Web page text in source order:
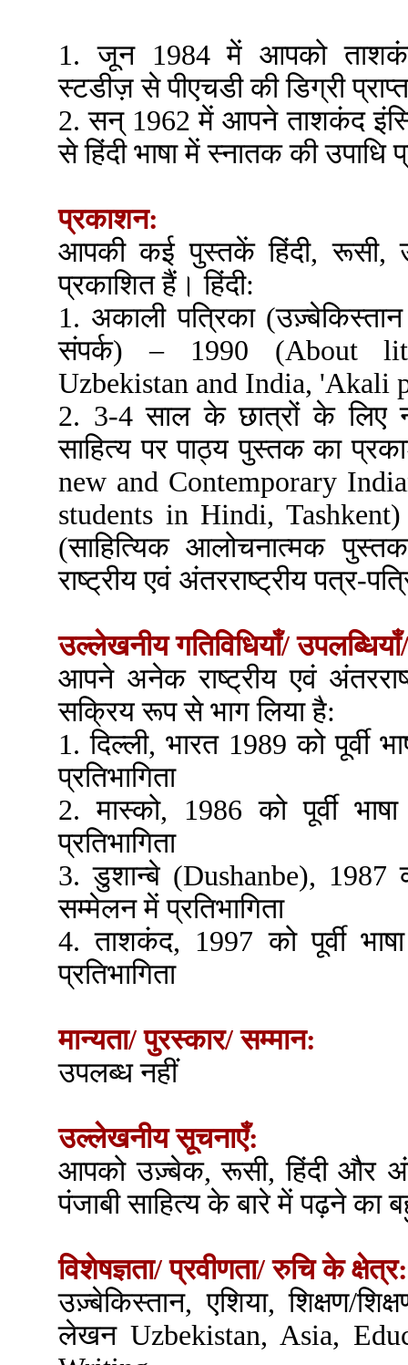
1. जून 1984 में आपको
स्टडीज़ से पीएचडी की डिग्री
2. सन् 1962 में आपने ताशकंद
से हिंदी भाषा में स्नातक की उपाधि
प्रकाशन:
आपकी कई पुस्तकें हिंदी, रूसी,
प्रकाशित हैं। हिंदी:
1. अकाली पत्रिका
संपर्क) – 1990 (About
Uzbekistan and India, 'Akali
2. 3-4 साल के छात्रों के लिए
साहित्य पर पाठ्य पुस्तक का
new and Contemporary
students in Hindi,
(साहित्यिक आलोचनात्मक
राष्ट्रीय एवं अंतरराष्ट्रीय पत्र-
उल्लेखनीय गतिविधियाँ/
आपने अनेक राष्ट्रीय एवं
सक्रिय रूप से भाग लिया है:
1. दिल्ली, भारत 1989 को पूर्वी
प्रतिभागिता
2. मास्को, 1986 को पूर्वी
प्रतिभागिता
3. डुशान्बे (Dushanbe), 1987
सम्मेलन में प्रतिभागिता
4. ताशकंद, 1997 को पूर्वी
प्रतिभागिता
मान्यता/ पुरस्कार/ सम्मान:
उपलब्ध नहीं
उल्लेखनीय सूचनाएँ:
आपको उज़्बेक, रूसी, हिंदी और
पंजाबी साहित्य के बारे में पढ़ने का
विशेषज्ञता/ प्रवीणता/ रुचि के क्षेत्र:
उज़्बेकिस्तान, एशिया, शिक्षण/
लेखन Uzbekistan, Asia,